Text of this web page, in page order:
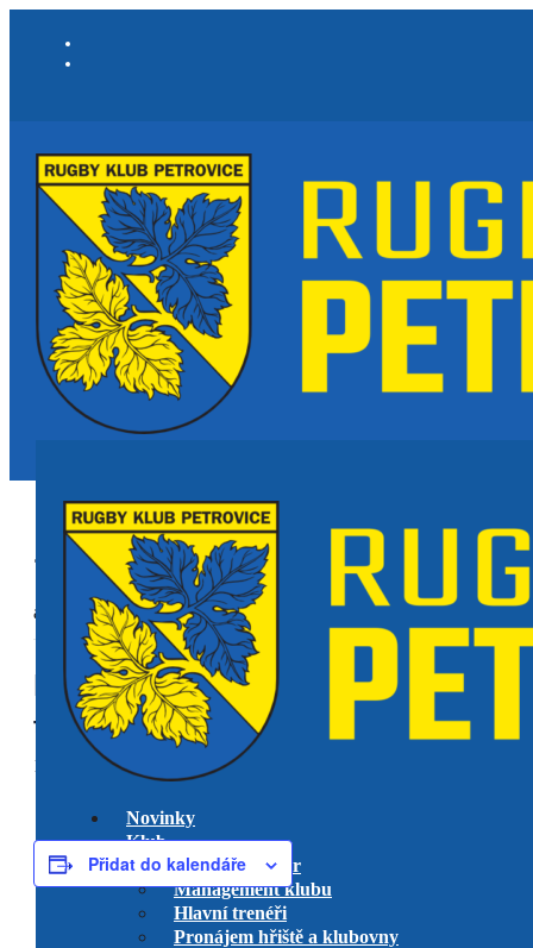
Novinky
Klub
Výkonný výbor
Management klubu
Hlavní trenéři
Pronájem hřiště a klubovny
« Všechny Akce
akce již proběhla.
Dívky U15na TBA
turnaj X rugby
13 června @ 0:00
Přidat do kalendáře